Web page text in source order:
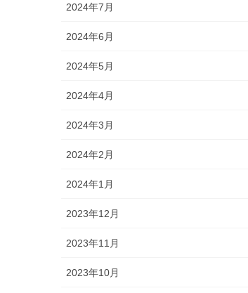
2024年7月
2024年6月
2024年5月
2024年4月
2024年3月
2024年2月
2024年1月
2023年12月
2023年11月
2023年10月